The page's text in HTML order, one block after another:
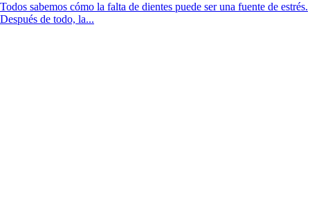
Todos sabemos cómo la falta de dientes puede ser una fuente de estrés.
Después de todo, la...